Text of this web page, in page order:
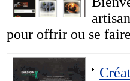
pour offrir ou se